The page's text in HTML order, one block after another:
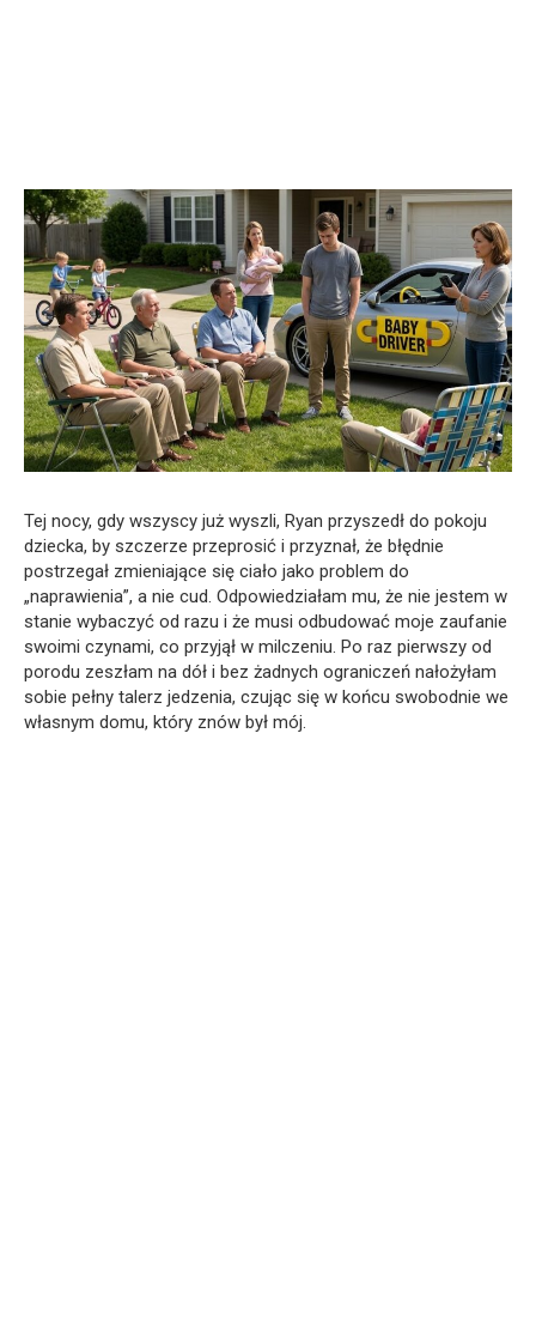
Tej nocy, gdy wszyscy już wyszli, Ryan przyszedł do pokoju
dziecka, by szczerze przeprosić i przyznał, że błędnie
postrzegał zmieniające się ciało jako problem do
„naprawienia”, a nie cud. Odpowiedziałam mu, że nie jestem w
stanie wybaczyć od razu i że musi odbudować moje zaufanie
swoimi czynami, co przyjął w milczeniu. Po raz pierwszy od
porodu zeszłam na dół i bez żadnych ograniczeń nałożyłam
sobie pełny talerz jedzenia, czując się w końcu swobodnie we
własnym domu, który znów był mój.